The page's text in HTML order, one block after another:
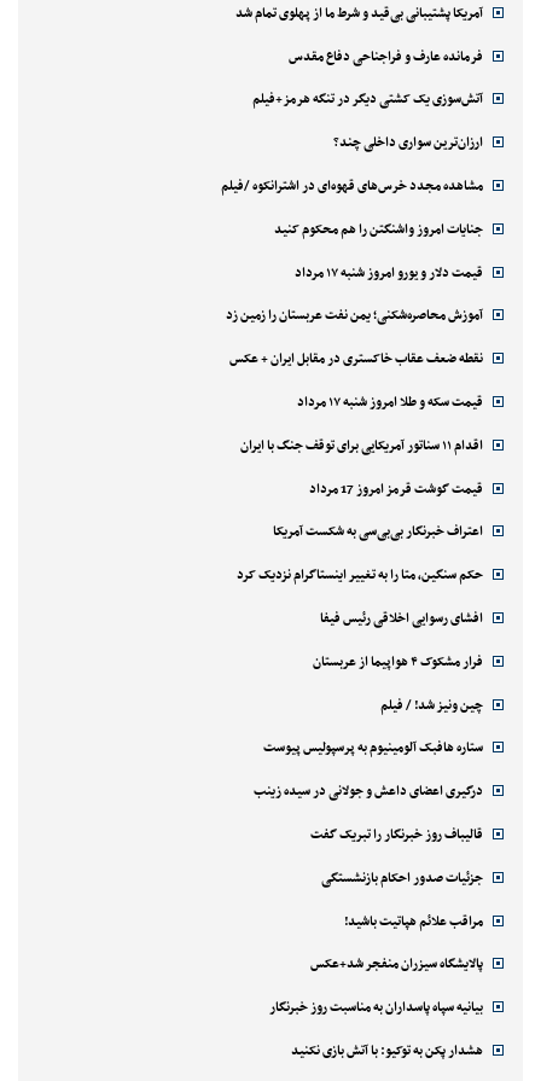
آمریکا پشتیبانی بی‌قید و شرط ما از پهلوی تمام شد
فرمانده عارف و فراجناحی دفاع مقدس
آتش‌سوزی یک کشتی دیگر در تنگه هرمز+فیلم
ارزان‌ترین سواری داخلی چند؟
مشاهده مجدد خرس‌های قهوه‌ای در اشترانکوه /فیلم
جنایات امروز واشنگتن را هم محکوم کنید
قیمت دلار و یورو امروز شنبه ۱۷ مرداد
آموزش محاصره‌شکنی؛ یمن نفت عربستان را زمین زد
نقطه ضعف عقاب خاکستری در مقابل ایران + عکس
قیمت سکه و طلا امروز شنبه ۱۷ مرداد
اقدام ۱۱ سناتور آمریکایی برای توقف جنگ با ایران
قیمت گوشت قرمز امروز 17 مرداد
اعتراف خبرنگار بی‌بی‌سی به شکست آمریکا
حکم سنگین، متا را به تغییر اینستاگرام نزدیک کرد
افشای رسوایی اخلاقی رئیس فیفا
فرار مشکوک ۴ هواپیما از عربستان
چین ونیز شد! / فیلم
ستاره هافبک آلومینیوم به پرسپولیس پیوست
درگیری اعضای داعش و جولانی در سیده زینب
قالیباف روز خبرنگار را تبریک گفت
جزئیات صدور احکام بازنشستگی
مراقب علائم هپاتیت باشید!
پالایشگاه سیزران منفجر شد+عکس
بیانیه سپاه پاسداران به مناسبت روز خبرنگار
هشدار پکن به توکیو: با آتش بازی نکنید